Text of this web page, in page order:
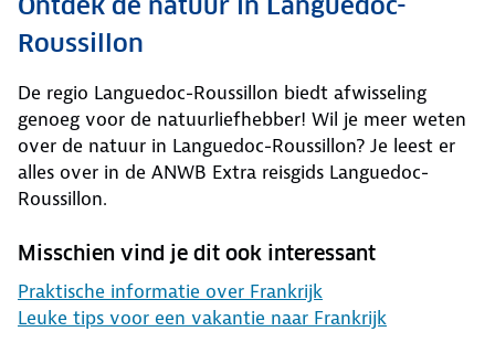
Roussillon
De regio Languedoc-Roussillon biedt afwisseling
genoeg voor de natuurliefhebber! Wil je meer weten
over de natuur in Languedoc-Roussillon? Je leest er
alles over in de ANWB Extra reisgids Languedoc-
Roussillon.
Misschien vind je dit ook interessant
Praktische informatie over Frankrijk
Leuke tips voor een vakantie naar Frankrijk